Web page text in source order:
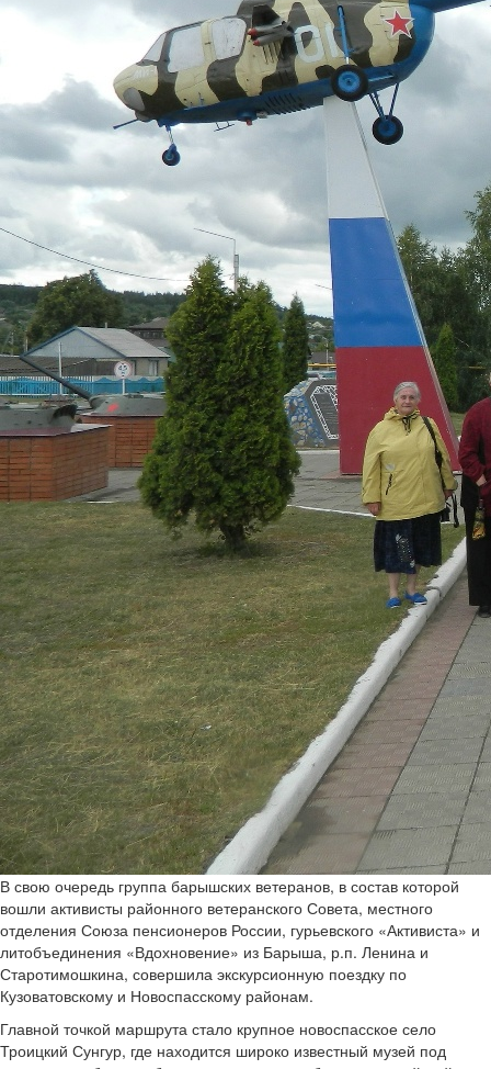
В свою очередь группа барышских ветеранов, в состав которой
вошли активисты районного ветеранского Совета, местного
отделения Союза пенсионеров России, гурьевского «Активиста» и
литобъединения «Вдохновение» из Барыша, р.п. Ленина и
Старотимошкина, совершила экскурсионную поездку по
Кузоватовскому и Новоспасскому районам.
Главной точкой маршрута стало крупное новоспасское село
Троицкий Сунгур, где находится широко известный музей под